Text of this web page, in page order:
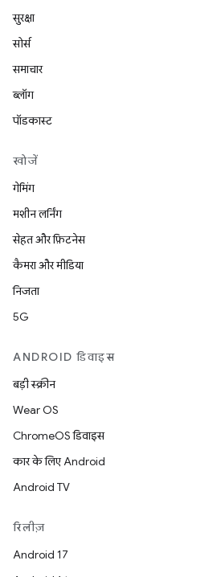
सुरक्षा
सोर्स
समाचार
ब्लॉग
पॉडकास्ट
खोजें
गेमिंग
मशीन लर्निंग
सेहत और फ़िटनेस
कैमरा और मीडिया
निजता
5G
ANDROID डिवाइस
बड़ी स्क्रीन
Wear OS
ChromeOS डिवाइस
कार के लिए Android
Android TV
रिलीज़
Android 17